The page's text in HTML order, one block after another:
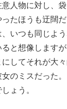
人物に対し、
たほうも迂闊
いつも同じよ
と想像します
してそれが大
のミスだった
ょう。